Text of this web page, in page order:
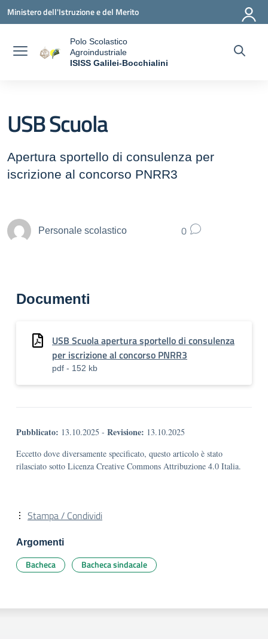
Vai ai contenuti
Vai al menu di navigazione
Vai al footer
Ministero dell'Istruzione e del Merito
Polo Scolastico
Agroindustriale
ISISS Galilei-Bocchialini
USB Scuola
Apertura sportello di consulenza per
iscrizione al concorso PNRR3
Personale scolastico 0
Documenti
USB Scuola apertura sportello di consulenza
per iscrizione al concorso PNRR3
pdf - 152 kb
Pubblicato: 13.10.2025 - Revisione: 13.10.2025
Eccetto dove diversamente specificato, questo articolo è stato
rilasciato sotto Licenza Creative Commons Attribuzione 4.0 Italia.
Stampa / Condividi
Argomenti
Bacheca Bacheca sindacale